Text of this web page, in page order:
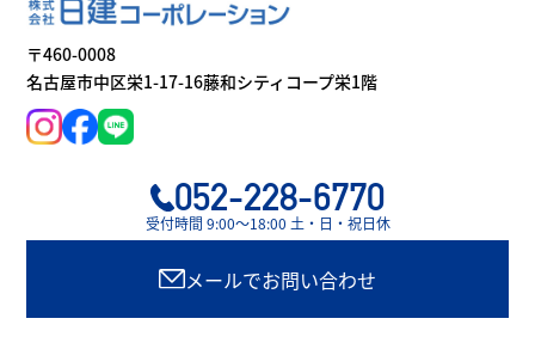
〒460-0008
名古屋市中区栄1-17-16藤和シティコープ栄1階
052-228-6770
受付時間 9:00〜18:00 土・日・祝日休
メールでお問い合わせ